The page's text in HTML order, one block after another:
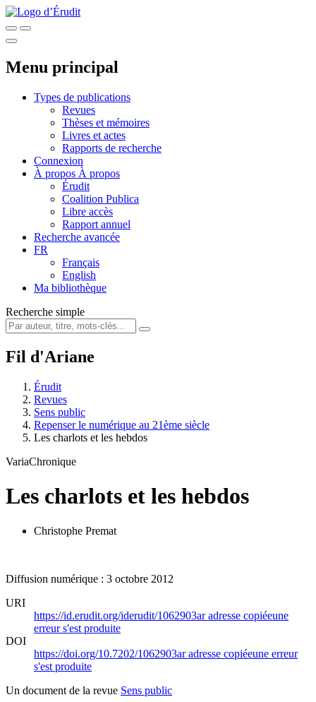
Menu principal
Types de publications
Revues
Thèses et mémoires
Livres et actes
Rapports de recherche
Connexion
À propos À propos
Érudit
Coalition Publica
Libre accès
Rapport annuel
Recherche avancée
FR
Français
English
Ma bibliothèque
Recherche simple
Fil d'Ariane
Érudit
Revues
Sens public
Repenser le numérique au 21ème siècle
Les charlots et les hebdos
VariaChronique
Les charlots et les hebdos
Christophe Premat
Diffusion numérique : 3 octobre 2012
URI
https://id.erudit.org/iderudit/1062903aradresse copiéeune
erreur s'est produite
DOI
https://doi.org/10.7202/1062903aradresse copiéeune erreur
s'est produite
Un document de la revue Sens public